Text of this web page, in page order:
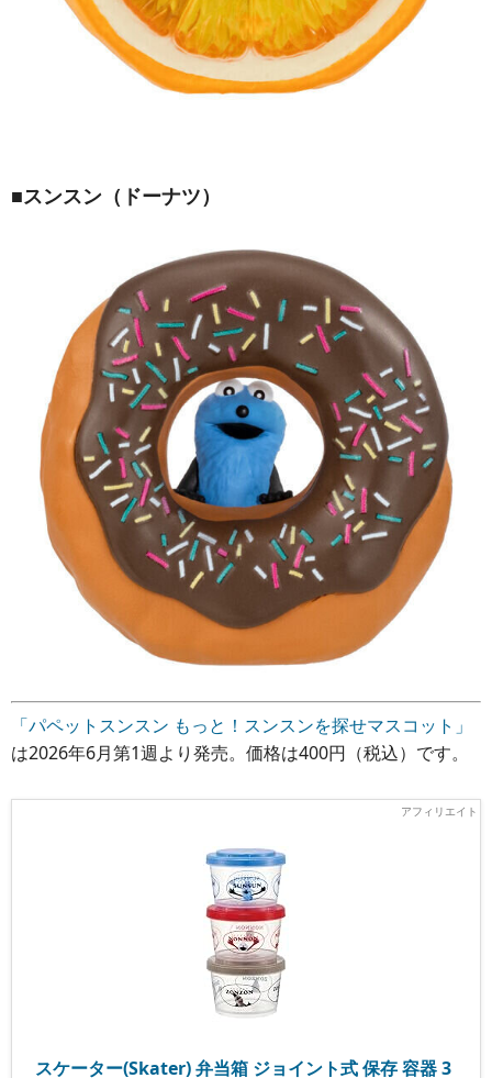
■スンスン（ドーナツ）
「パペットスンスン もっと！スンスンを探せマスコット」
は2026年6月第1週より発売。価格は400円（税込）です。
スケーター(Skater) 弁当箱 ジョイント式 保存 容器 3